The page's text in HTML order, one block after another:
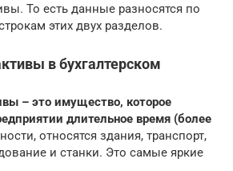
То есть данные разносятся по
этих двух разделов.
в бухгалтерском
– это имущество, которое
длительное время (более
относятся здания, транспорт,
и станки. Это самые яркие